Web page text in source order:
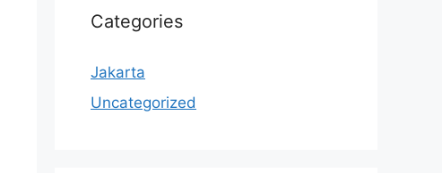
Categories
Jakarta
Uncategorized